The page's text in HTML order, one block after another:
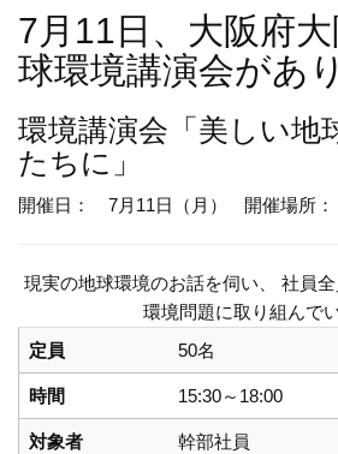
7月11日、大阪府
球環境講演会があ
環境講演会 「美しい地
たちに」
開催日： 7月11日（月） 開催場所
現実の地球環境のお話を伺い、 社員全
環境問題に取り組んでい
定員
50名
時間 15:30～18:00
対象者 幹部社員